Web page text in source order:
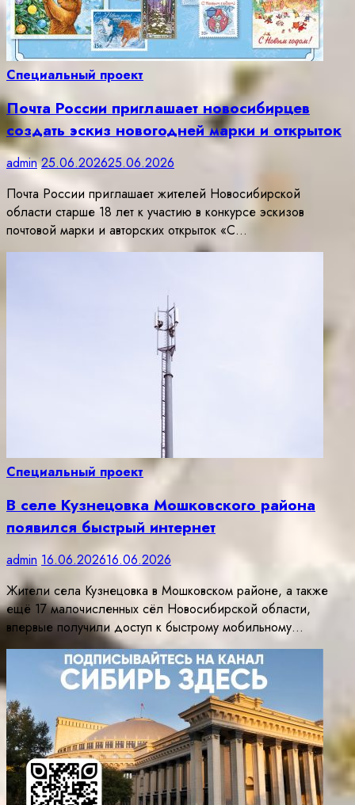
Специальный проект
Почта России приглашает новосибирцев
создать эскиз новогодней марки и открыток
admin 25.06.202625.06.2026
Почта России приглашает жителей Новосибирской
области старше 18 лет к участию в конкурсе эскизов
почтовой марки и авторских открыток «С…
Специальный проект
В селе Кузнецовка Мошковского района
появился быстрый интернет
admin 16.06.202616.06.2026
Жители села Кузнецовка в Мошковском районе, а также
ещё 17 малочисленных сёл Новосибирской области,
впервые получили доступ к быстрому мобильному…